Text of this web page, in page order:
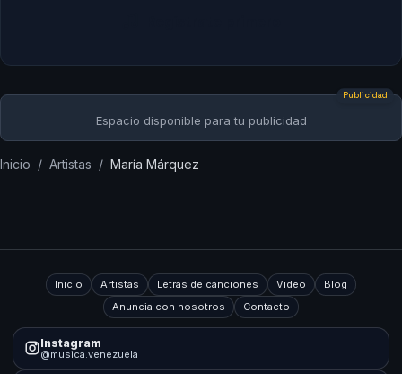
Publicidad
Espacio disponible para tu publicidad
Inicio / Artistas / María Márquez
Inicio Artistas Letras de canciones Video
Blog
Anuncia con nosotros
Contacto
Instagram
@musica.venezuela